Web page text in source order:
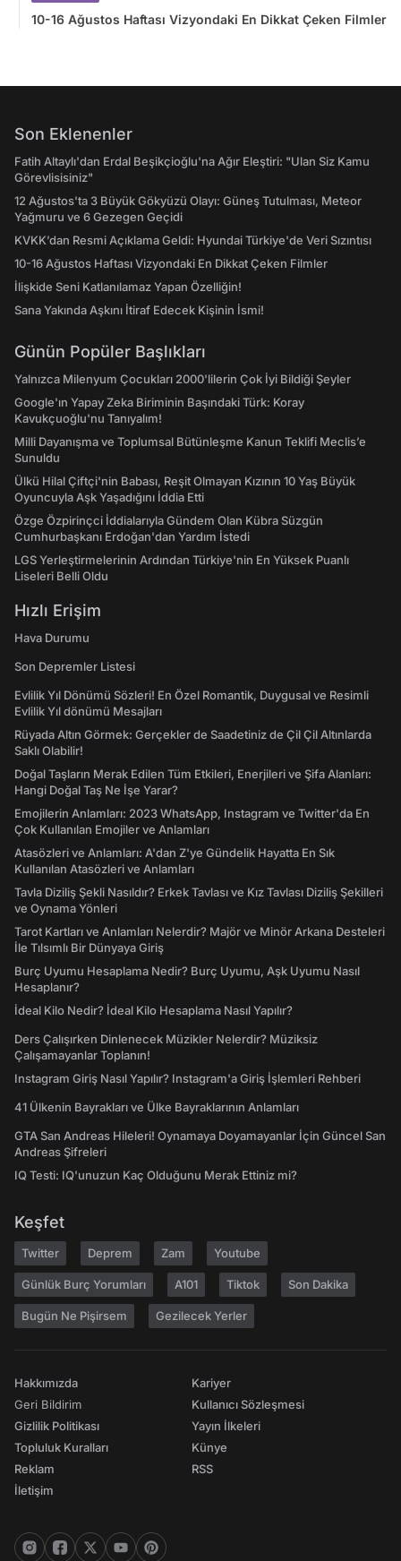
10-16 Ağustos Haftası Vizyondaki En Dikkat Çeken Filmler
Son Eklenenler
Fatih Altaylı'dan Erdal Beşikçioğlu'na Ağır Eleştiri: "Ulan Siz Kamu
Görevlisisiniz"
12 Ağustos'ta 3 Büyük Gökyüzü Olayı: Güneş Tutulması, Meteor
Yağmuru ve 6 Gezegen Geçidi
KVKK’dan Resmi Açıklama Geldi: Hyundai Türkiye'de Veri Sızıntısı
10-16 Ağustos Haftası Vizyondaki En Dikkat Çeken Filmler
İlişkide Seni Katlanılamaz Yapan Özelliğin!
Sana Yakında Aşkını İtiraf Edecek Kişinin İsmi!
Günün Popüler Başlıkları
Yalnızca Milenyum Çocukları 2000'lilerin Çok İyi Bildiği Şeyler
Google'ın Yapay Zeka Biriminin Başındaki Türk: Koray
Kavukçuoğlu'nu Tanıyalım!
Milli Dayanışma ve Toplumsal Bütünleşme Kanun Teklifi Meclis’e
Sunuldu
Ülkü Hilal Çiftçi'nin Babası, Reşit Olmayan Kızının 10 Yaş Büyük
Oyuncuyla Aşk Yaşadığını İddia Etti
Özge Özpirinçci İddialarıyla Gündem Olan Kübra Süzgün
Cumhurbaşkanı Erdoğan'dan Yardım İstedi
LGS Yerleştirmelerinin Ardından Türkiye'nin En Yüksek Puanlı
Liseleri Belli Oldu
Hızlı Erişim
Hava Durumu
Son Depremler Listesi
Evlilik Yıl Dönümü Sözleri! En Özel Romantik, Duygusal ve Resimli
Evlilik Yıl dönümü Mesajları
Rüyada Altın Görmek: Gerçekler de Saadetiniz de Çil Çil Altınlarda
Saklı Olabilir!
Doğal Taşların Merak Edilen Tüm Etkileri, Enerjileri ve Şifa Alanları:
Hangi Doğal Taş Ne İşe Yarar?
Emojilerin Anlamları: 2023 WhatsApp, Instagram ve Twitter'da En
Çok Kullanılan Emojiler ve Anlamları
Atasözleri ve Anlamları: A'dan Z'ye Gündelik Hayatta En Sık
Kullanılan Atasözleri ve Anlamları
Tavla Diziliş Şekli Nasıldır? Erkek Tavlası ve Kız Tavlası Diziliş Şekilleri
ve Oynama Yönleri
Tarot Kartları ve Anlamları Nelerdir? Majör ve Minör Arkana Desteleri
İle Tılsımlı Bir Dünyaya Giriş
Burç Uyumu Hesaplama Nedir? Burç Uyumu, Aşk Uyumu Nasıl
Hesaplanır?
İdeal Kilo Nedir? İdeal Kilo Hesaplama Nasıl Yapılır?
Ders Çalışırken Dinlenecek Müzikler Nelerdir? Müziksiz
Çalışamayanlar Toplanın!
Instagram Giriş Nasıl Yapılır? Instagram'a Giriş İşlemleri Rehberi
41 Ülkenin Bayrakları ve Ülke Bayraklarının Anlamları
GTA San Andreas Hileleri! Oynamaya Doyamayanlar İçin Güncel San
Andreas Şifreleri
IQ Testi: IQ'unuzun Kaç Olduğunu Merak Ettiniz mi?
Keşfet
Twitter Deprem Zam Youtube
Günlük Burç Yorumları A101 Tiktok Son Dakika
Bugün Ne Pişirsem Gezilecek Yerler
Hakkımızda
Geri Bildirim
Gizlilik Politikası
Topluluk Kuralları
Reklam
İletişim
Kariyer
Kullanıcı Sözleşmesi
Yayın İlkeleri
Künye
RSS